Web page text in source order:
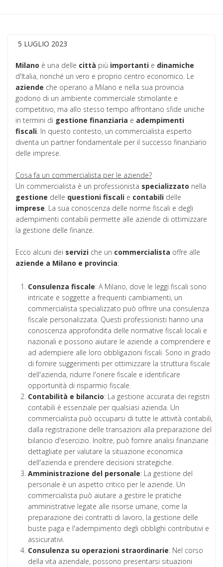
5 LUGLIO 2023
Milano è una delle città più importanti e dinamiche
d'Italia, nonché un vero e proprio centro economico. Le
aziende che operano a Milano e nella sua provincia
godono di un ambiente commerciale stimolante e
competitivo, ma allo stesso tempo affrontano sfide uniche
in termini di gestione finanziaria e adempimenti
fiscali. In questo contesto, un commercialista esperto
diventa un partner fondamentale per il successo finanziario
delle imprese.
Cosa fa un commercialista per le aziende?
Un commercialista è un professionista specializzato nella
gestione delle questioni fiscali e contabili delle
imprese. La sua conoscenza delle norme fiscali e degli
adempimenti contabili permette alle aziende di ottimizzare
la gestione delle finanze.
Ecco alcuni dei servizi che un commercialista offre alle
aziende a Milano e provincia:
Consulenza fiscale: A Milano, dove le leggi fiscali sono
intricate e soggette a frequenti cambiamenti, un
commercialista specializzato può offrire una consulenza
fiscale personalizzata. Questi professionisti hanno una
conoscenza approfondita delle normative fiscali locali e
nazionali e possono aiutare le aziende a comprendere e
ad adempiere alle loro obbligazioni fiscali. Sono in grado
di fornire suggerimenti per ottimizzare la struttura fiscale
dell'azienda, ridurre l'onere fiscale e identificare
opportunità di risparmio fiscale.
Contabilità e bilancio: La gestione accurata dei registri
contabili è essenziale per qualsiasi azienda. Un
commercialista può occuparsi di tutte le attività contabili,
dalla registrazione delle transazioni alla preparazione del
bilancio d'esercizio. Inoltre, può fornire analisi finanziarie
dettagliate per valutare la situazione economica
dell'azienda e prendere decisioni strategiche.
Amministrazione del personale: La gestione del
personale è un aspetto critico per le aziende. Un
commercialista può aiutare a gestire le pratiche
amministrative legate alle risorse umane, come la
preparazione dei contratti di lavoro, la gestione delle
buste paga e l'adempimento degli obblighi contributivi e
assicurativi.
Consulenza su operazioni straordinarie: Nel corso
della vita aziendale, possono presentarsi situazioni